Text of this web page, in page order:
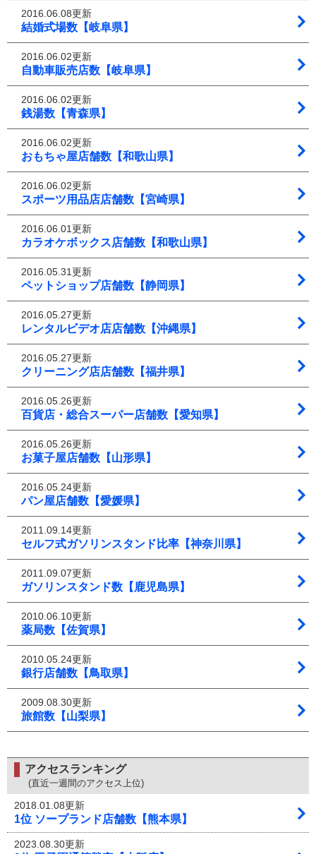
2016.06.08更新
結婚式場数【岐阜県】
2016.06.02更新
自動車販売店数【岐阜県】
2016.06.02更新
銭湯数【青森県】
2016.06.02更新
おもちゃ屋店舗数【和歌山県】
2016.06.02更新
スポーツ用品店店舗数【宮崎県】
2016.06.01更新
カラオケボックス店舗数【和歌山県】
2016.05.31更新
ペットショップ店舗数【静岡県】
2016.05.27更新
レンタルビデオ店店舗数【沖縄県】
2016.05.27更新
クリーニング店店舗数【福井県】
2016.05.26更新
百貨店・総合スーパー店舗数【愛知県】
2016.05.26更新
お菓子屋店舗数【山形県】
2016.05.24更新
パン屋店舗数【愛媛県】
2011.09.14更新
セルフ式ガソリンスタンド比率【神奈川県】
2011.09.07更新
ガソリンスタンド数【鹿児島県】
2010.06.10更新
薬局数【佐賀県】
2010.05.24更新
銀行店舗数【鳥取県】
2009.08.30更新
旅館数【山梨県】
アクセスランキング
(直近一週間のアクセス上位)
2018.01.08更新
1位 ソープランド店舗数【熊本県】
2023.08.30更新